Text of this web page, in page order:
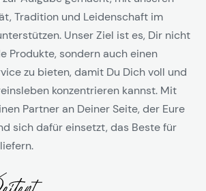
Tradition und Leidenschaft im
Unser Ziel ist es, Dir nicht
Produkte, sondern auch einen
zu bieten, damit Du Dich voll und
konzentrieren kannst. Mit
Partner an Deiner Seite, der Eure
sich dafür einsetzt, das Beste für